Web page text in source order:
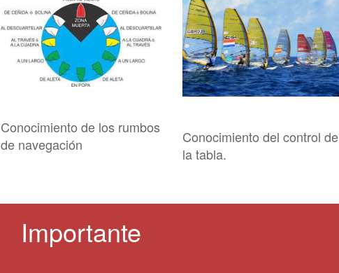
Conocimiento de los rumbos
de navegación
Conocimiento del control de
la tabla.
Importante